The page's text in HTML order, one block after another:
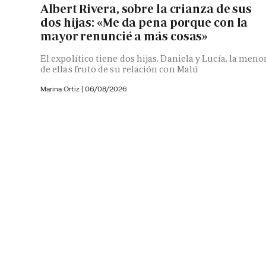
Albert Rivera, sobre la crianza de sus
dos hijas: «Me da pena porque con la
mayor renuncié a más cosas»
El expolítico tiene dos hijas, Daniela y Lucía, la
de ellas fruto de su relación con Malú
Marina Ortiz | 06/08/2026